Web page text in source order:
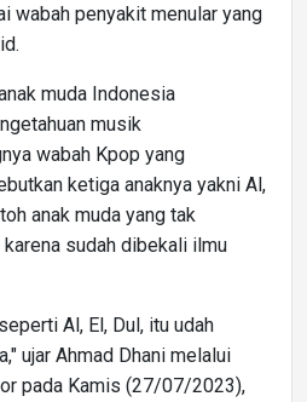
wabah penyakit menular yang
muda Indonesia
musik
wabah Kpop yang
ketiga anaknya yakni Al,
anak muda yang tak
sudah dibekali ilmu
Al, El, Dul, itu udah
ujar Ahmad Dhani melalui
pada Kamis (27/07/2023),